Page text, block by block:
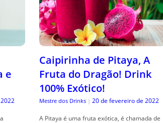
e
Caipirinha de Pitaya, A
Fruta do Dragão! Drink
100% Exótico!
Mestre dos Drinks | 20 de fevereiro de 2022
A Pitaya é uma fruta exótica, é chamada de